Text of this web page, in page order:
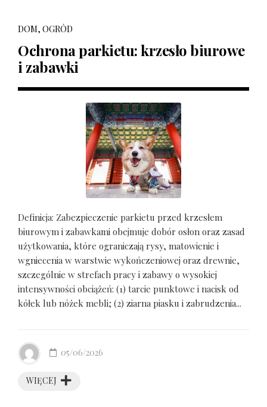
DOM, OGRÓD
Ochrona parkietu: krzesło biurowe
i zabawki
Definicja: Zabezpieczenie parkietu przed krzesłem
biurowym i zabawkami obejmuje dobór osłon oraz zasad
użytkowania, które ograniczają rysy, matowienie i
wgniecenia w warstwie wykończeniowej oraz drewnie,
szczególnie w strefach pracy i zabawy o wysokiej
intensywności obciążeń: (1) tarcie punktowe i nacisk od
kółek lub nóżek mebli; (2) ziarna piasku i zabrudzenia...
WIĘCEJ
05/06/2026